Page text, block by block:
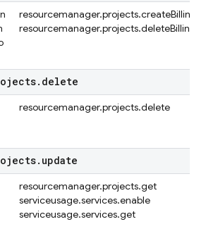
. delete
resourcemanager.projects.delete
. update
resourcemanager.projects.get
serviceusage.services.enable
serviceusage.services.get